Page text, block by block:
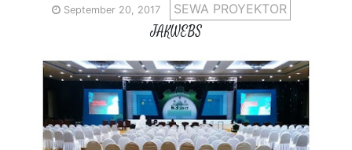
September 20, 2017 SEWA PROYEKTOR
JAKWEBS